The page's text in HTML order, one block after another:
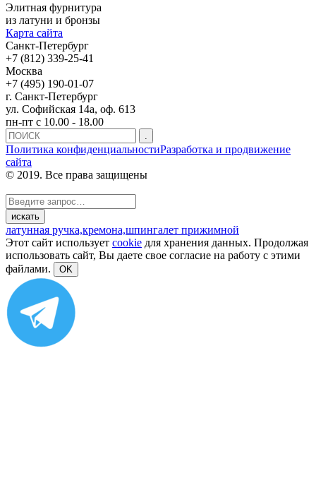
Элитная фурнитура
из латуни и бронзы
Карта сайта
Санкт-Петербург
+7 (812) 339-25-41
Москва
+7 (495) 190-01-07
г. Санкт-Петербург
ул. Софийская 14а, оф. 613
пн-пт с 10.00 - 18.00
Политика конфиденциальностиРазработка и продвижение
сайта
© 2019. Все права защищены
латунная ручка,кремона,шпингалет прижимной
Этот сайт использует cookie для хранения данных. Продолжая
использовать сайт, Вы даете свое согласие на работу с этими
файлами.
OK